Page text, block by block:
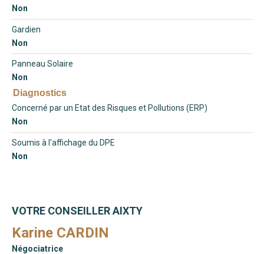
Non
Gardien
Non
Panneau Solaire
Non
Diagnostics
Concerné par un Etat des Risques et Pollutions (ERP)
Non
Soumis à l'affichage du DPE
Non
VOTRE CONSEILLER AIXTY
Karine CARDIN
Négociatrice